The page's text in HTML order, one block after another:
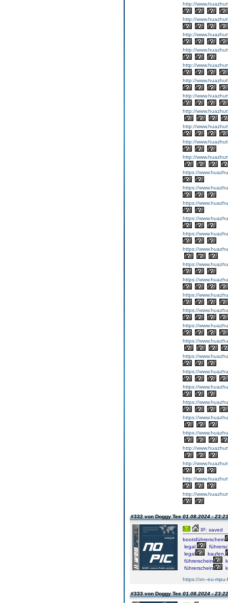
http://
http://
http://
http://
http://
http://
http://
http://
http://
http://
http://
https://
https://
https://
https://
https://
https://
https://
https://
https://
https://
https://
https://
https://
https://
https://
https://
https://
https://
http://
http://
http://
http://
#332 von Doggy Tee01.08.2024 - 23:21
IP: saved
bootsführerschein
legal,
legal
kaufen,
führerschein
führerschein
https://xn--eu-
#333 von Doggy Tee01.08.2024 - 23:22